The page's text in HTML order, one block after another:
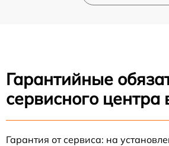
Гарантийные
сервисного центра
Гарантия от сервиса: на